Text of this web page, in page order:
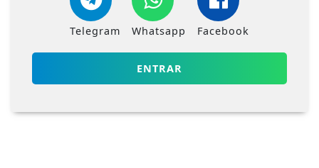
Telegram Whatsapp Facebook
ENTRAR